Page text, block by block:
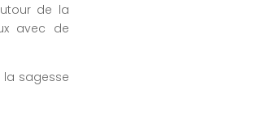
de la
avec de
la sagesse